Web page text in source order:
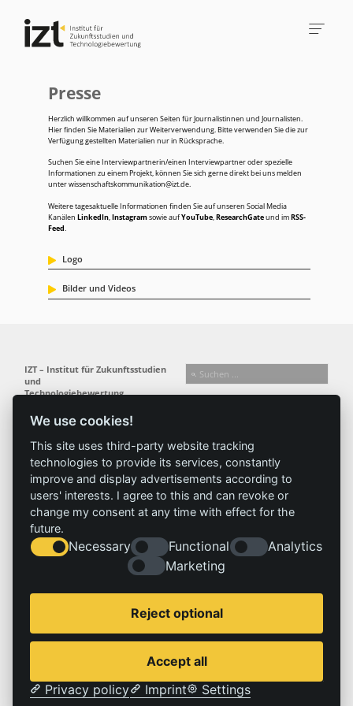
Presse
Herzlich willkommen auf unseren Seiten für Journalistinnen und Journalisten.
Hier finden Sie Materialien zur Weiterverwendung. Bitte verwenden Sie die zur
Verfügung gestellten Materialien nur in Rücksprache.
Suchen Sie eine Interviewpartnerin/einen Interviewpartner oder spezielle
Informationen zu einem Projekt, können Sie sich gerne direkt bei uns melden
unterwissenschaftskommunikation@izt.de.
Weitere tagesaktuelle Informationen finden Sie auf unseren Social Media
KanälenLinkedIn,Instagramsowie aufYouTube,ResearchGateund imRSS-
Feed.
Logo
Bilder und Videos
We use cookies!
This site uses third-party website tracking
technologies to provide its services, constantly
improve and display advertisements according to
users' interests. I agree to this and can revoke or
change my consent at any time with effect for the
future.
Necessary Functional
Analytics
Marketing
Reject optional
Accept all
Privacy policy
Imprint Settings
IZT – Institut für Zukunftsstudien
und
Technologiebewertung
Busseallee 1 · 14163 Berlin
info@izt.de| www.izt.de
Institut
Profil
Team
Gremien
Forschung
Forschungsfelder
Referenz
Ergebnisse
Projekte
Aktuelles
News
Standorte
Stellenangebote
Impressum
Impressum
Datenschutzerklärung
© 2026 | IZT – Institut für Zukunftsstudien und Technologiebewertung gemeinnützige GmbH